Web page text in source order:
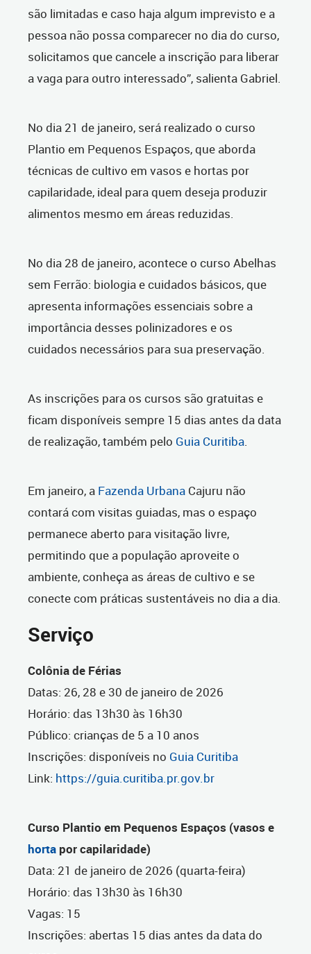
são limitadas e caso haja algum imprevisto e a
pessoa não possa comparecer no dia do curso,
solicitamos que cancele a inscrição para liberar
a vaga para outro interessado”, salienta Gabriel.
No dia 21 de janeiro, será realizado o curso
Plantio em Pequenos Espaços, que aborda
técnicas de cultivo em vasos e hortas por
capilaridade, ideal para quem deseja produzir
alimentos mesmo em áreas reduzidas.
No dia 28 de janeiro, acontece o curso Abelhas
sem Ferrão: biologia e cuidados básicos, que
apresenta informações essenciais sobre a
importância desses polinizadores e os
cuidados necessários para sua preservação.
As inscrições para os cursos são gratuitas e
ficam disponíveis sempre 15 dias antes da data
de realização, também pelo Guia Curitiba.
Em janeiro, a Fazenda Urbana Cajuru não
contará com visitas guiadas, mas o espaço
permanece aberto para visitação livre,
permitindo que a população aproveite o
ambiente, conheça as áreas de cultivo e se
conecte com práticas sustentáveis no dia a dia.
Serviço
Colônia de Férias
Datas: 26, 28 e 30 de janeiro de 2026
Horário: das 13h30 às 16h30
Público: crianças de 5 a 10 anos
Inscrições: disponíveis no Guia Curitiba
Link: https://guia.curitiba.pr.gov.br
Curso Plantio em Pequenos Espaços (vasos e
horta por capilaridade)
Data: 21 de janeiro de 2026 (quarta-feira)
Horário: das 13h30 às 16h30
Vagas: 15
Inscrições: abertas 15 dias antes da data do